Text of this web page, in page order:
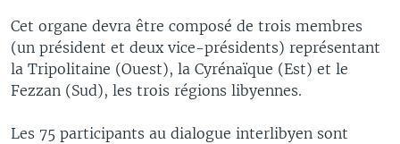
Cet organe devra être composé de trois membres
(un président et deux vice-présidents) représentant
la Tripolitaine (Ouest), la Cyrénaïque (Est) et le
Fezzan (Sud), les trois régions libyennes.
Les 75 participants au dialogue interlibyen sont